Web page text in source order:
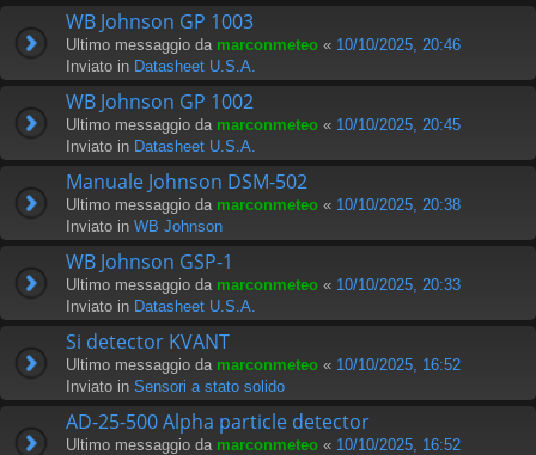
WB Johnson GP 1003
Ultimo messaggio da marconmeteo « 10/10/2025, 20:46
Inviato in Datasheet U.S.A.
WB Johnson GP 1002
Ultimo messaggio da marconmeteo « 10/10/2025, 20:45
Inviato in Datasheet U.S.A.
Manuale Johnson DSM-502
Ultimo messaggio da marconmeteo « 10/10/2025, 20:38
Inviato in WB Johnson
WB Johnson GSP-1
Ultimo messaggio da marconmeteo « 10/10/2025, 20:33
Inviato in Datasheet U.S.A.
Si detector KVANT
Ultimo messaggio da marconmeteo « 10/10/2025, 16:52
Inviato in Sensori a stato solido
AD-25-500 Alpha particle detector
Ultimo messaggio da marconmeteo « 10/10/2025, 16:52